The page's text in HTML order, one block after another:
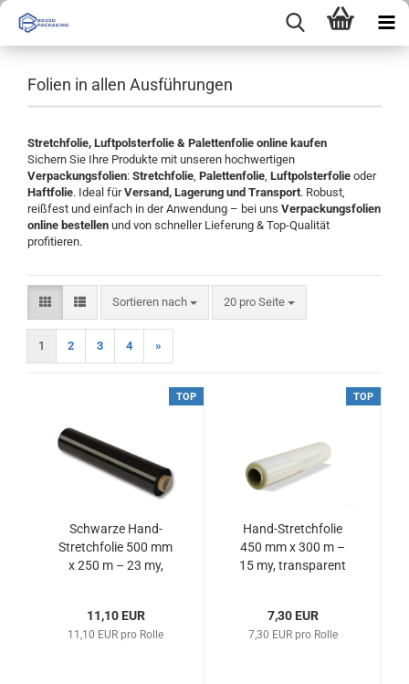
Folien in allen Ausführungen
Stretchfolie, Luftpolsterfolie & Palettenfolie online kaufen
Sichern Sie Ihre Produkte mit unseren hochwertigen
Verpackungsfolien: Stretchfolie, Palettenfolie, Luftpolsterfolie oder
Haftfolie. Ideal fürVersand, Lagerung und Transport. Robust,
reißfest und einfach in der Anwendung – bei uns Verpackungsfolien
online bestellen und von schneller Lieferung & Top-Qualität
profitieren.
Sortieren nach
Sortieren nach 20 pro Seite
pro Seite
1 2 3 4 »
TOP
Schwarze Hand-
Stretchfolie 500 mm
x 250 m – 23 my,
11,10 EUR
11,10 EUR pro Rolle
TOP
Hand-Stretchfolie
450 mm x 300 m –
15 my, transparent
7,30 EUR
7,30 EUR pro Rolle